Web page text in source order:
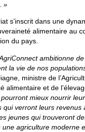
»
s’inscrit dans une
alimentaire au
du pays.
ambitionne
la vie de nos
ministre de
alimentaire et de
mieux nourrir
qui verront leurs revenus
jeunes qui trouveront
une agriculture moderne